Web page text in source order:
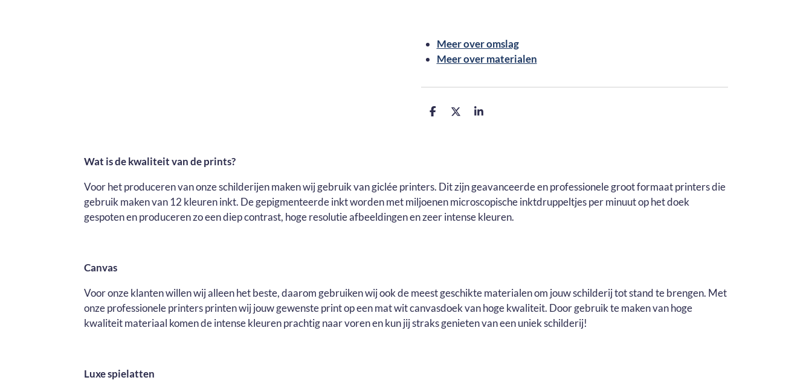
Meer over omslag
Meer over materialen
D
D
S
Wat is de kwaliteit van de prints?
Voor het produceren van onze schilderijen maken wij gebruik van giclée printers. Dit zijn geavanceerde en professionele groot formaat printers die
gebruik maken van 12 kleuren inkt. De gepigmenteerde inkt worden met miljoenen microscopische inktdruppeltjes per minuut op het doek
gespoten en produceren zo een diep contrast, hoge resolutie afbeeldingen en zeer intense kleuren.
Canvas
Voor onze klanten willen wij alleen het beste, daarom gebruiken wij ook de meest geschikte materialen om jouw schilderij tot stand te brengen. Met
onze professionele printers printen wij jouw gewenste print op een mat wit canvasdoek van hoge kwaliteit. Door gebruik te maken van hoge
kwaliteit materiaal komen de intense kleuren prachtig naar voren en kun jij straks genieten van een uniek schilderij!
Luxe spielatten